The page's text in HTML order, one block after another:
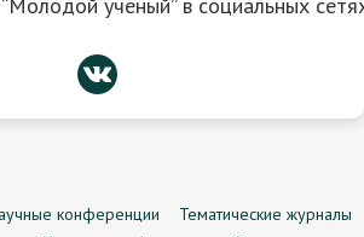
конференции
Тематические журналы